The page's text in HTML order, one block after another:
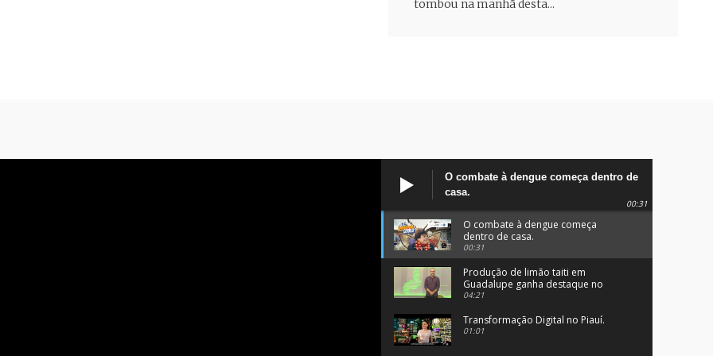
tombou na manhã desta...
O combate à dengue começa dentro de
casa.
00:31
O combate à dengue começa
dentro de casa.
00:31
Produção de limão taiti em
Guadalupe ganha destaque no
programa Clube Rural.
04:21
Transformação Digital no Piauí.
01:01